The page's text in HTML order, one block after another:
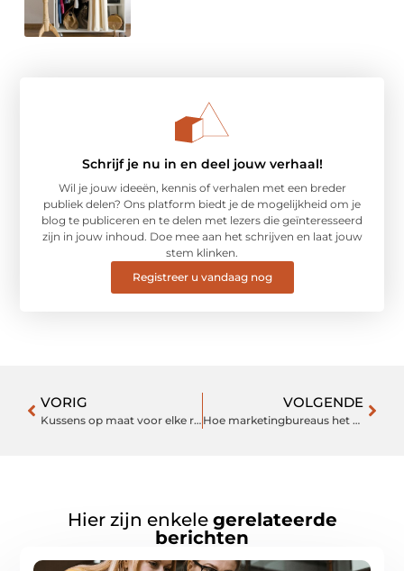
Schrijf je nu in en deel jouw verhaal!
Wil je jouw ideeën, kennis of verhalen met een breder
publiek delen? Ons platform biedt je de mogelijkheid om je
blog te publiceren en te delen met lezers die geïnteresseerd
zijn in jouw inhoud. Doe mee aan het schrijven en laat jouw
stem klinken.
Registreer u vandaag nog
VORIG
Kussens op maat voor elke ruimte
VOLGENDE
Hoe marketingbureaus het spel in Amsterdam veranderen
Hier zijn enkele gerelateerde
berichten